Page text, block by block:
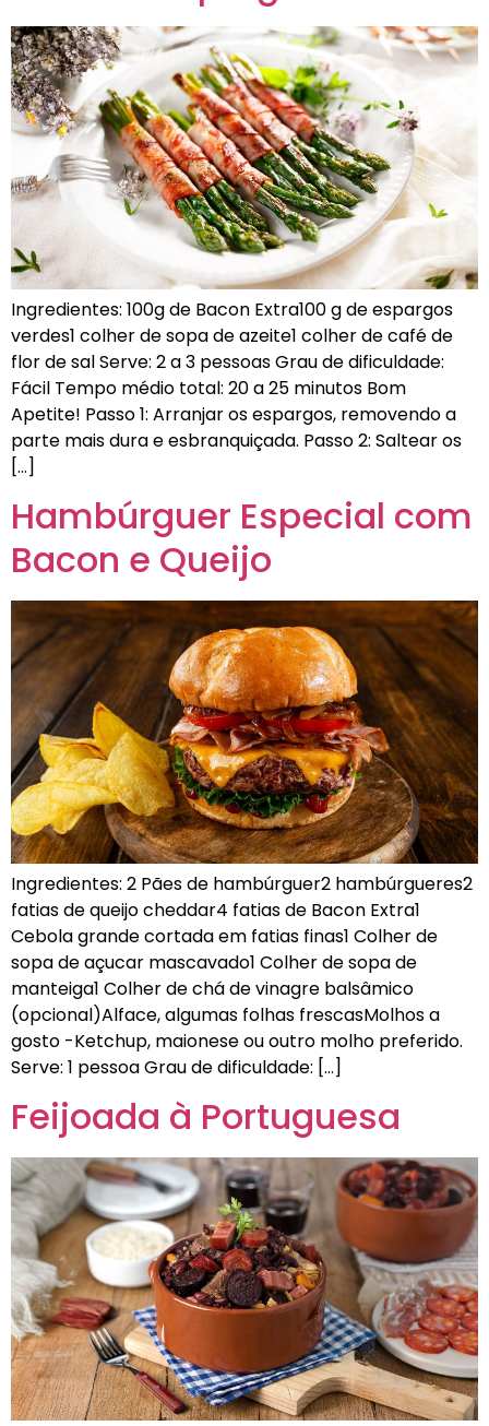
Ingredientes: 100g de Bacon Extra100 g de espargos
verdes1 colher de sopa de azeite1 colher de café de
flor de sal Serve: 2 a 3 pessoas Grau de dificuldade:
Fácil Tempo médio total: 20 a 25 minutos Bom
Apetite! Passo 1: Arranjar os espargos, removendo a
parte mais dura e esbranquiçada. Passo 2: Saltear os
[…]
Hambúrguer Especial com
Bacon e Queijo
Ingredientes: 2 Pães de hambúrguer2 hambúrgueres2
fatias de queijo cheddar4 fatias de Bacon Extra1
Cebola grande cortada em fatias finas1 Colher de
sopa de açucar mascavado1 Colher de sopa de
manteiga1 Colher de chá de vinagre balsâmico
(opcional)Alface, algumas folhas frescasMolhos a
gosto -Ketchup, maionese ou outro molho preferido.
Serve: 1 pessoa Grau de dificuldade: […]
Feijoada à Portuguesa